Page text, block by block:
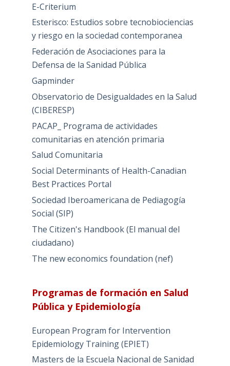
E-Criterium
Esterisco: Estudios sobre tecnobiociencias
y riesgo en la sociedad contemporanea
Federación de Asociaciones para la
Defensa de la Sanidad Pública
Gapminder
Observatorio de Desigualdades en la Salud
(CIBERESP)
PACAP_ Programa de actividades
comunitarias en atención primaria
Salud Comunitaria
Social Determinants of Health-Canadian
Best Practices Portal
Sociedad Iberoamericana de Pediagogía
Social (SIP)
The Citizen's Handbook (El manual del
ciudadano)
The new economics foundation (nef)
Programas de formación en Salud
Pública y Epidemiología
European Program for Intervention
Epidemiology Training (EPIET)
Masters de la Escuela Nacional de Sanidad